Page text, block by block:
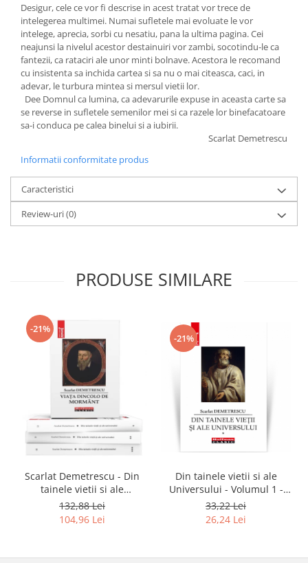
Desigur, cele ce vor fi descrise in acest tratat vor trece de
intelegerea multimei. Numai sufletele mai evoluate le vor
intelege, aprecia, sorbi cu nesatiu, pana la ultima pagina. Cei
neajunsi la nivelul acestor destainuiri vor zambi, socotindu-le ca
fantezii, ca rataciri ale unor minti bolnave. Acestora le recomand
cu insistenta sa inchida cartea si sa nu o mai citeasca, caci, in
adevar, le turbura mintea si mersul vietii lor.
Dee Domnul ca lumina, ca adevarurile expuse in aceasta carte sa
se reverse in sufletele semenilor mei si ca razele lor binefacatoare
sa-i conduca pe calea binelui si a iubirii.
Scarlat Demetrescu
Informatii conformitate produs
Caracteristici
Review-uri(0)
PRODUSE SIMILARE
-21%
Scarlat Demetrescu - Din
tainele vietii si ale
universului, Volumele I-III +
Viata dincolo de mormant
132,88 Lei
104,96 Lei
-21%
Din tainele vietii si ale
Universului - Volumul 1 -
Scarlat Demetrescu, ed
2021
33,22 Lei
26,24 Lei